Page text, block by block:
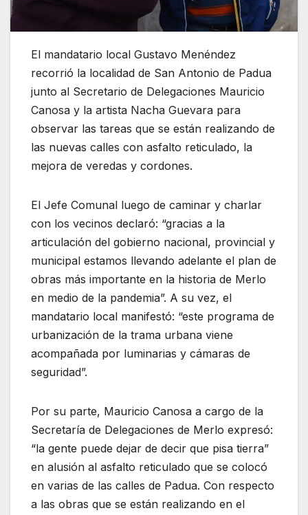
El mandatario local Gustavo Menéndez
recorrió la localidad de San Antonio de Padua
junto al Secretario de Delegaciones Mauricio
Canosa y la artista Nacha Guevara para
observar las tareas que se están realizando de
las nuevas calles con asfalto reticulado, la
mejora de veredas y cordones.
El Jefe Comunal luego de caminar y charlar
con los vecinos declaró: “gracias a la
articulación del gobierno nacional, provincial y
municipal estamos llevando adelante el plan de
obras más importante en la historia de Merlo
en medio de la pandemia”. A su vez, el
mandatario local manifestó: “este programa de
urbanización de la trama urbana viene
acompañada por luminarias y cámaras de
seguridad”.
Por su parte, Mauricio Canosa a cargo de la
Secretaría de Delegaciones de Merlo expresó:
“la gente puede dejar de decir que pisa tierra”
en alusión al asfalto reticulado que se colocó
en varias de las calles de Padua. Con respecto
a las obras que se están realizando en el